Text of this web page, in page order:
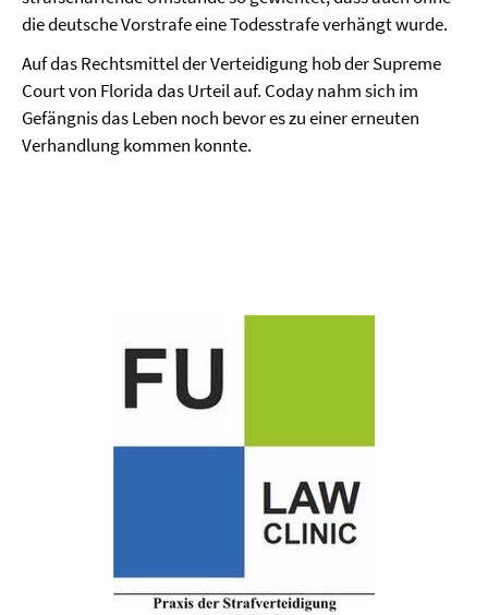
die deutsche Vorstrafe eine Todesstrafe verhängt wurde.
Auf das Rechtsmittel der Verteidigung hob der Supreme
Court von Florida das Urteil auf. Coday nahm sich im
Gefängnis das Leben noch bevor es zu einer erneuten
Verhandlung kommen konnte.